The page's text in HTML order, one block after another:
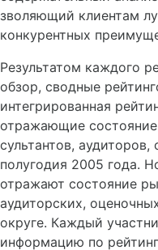
зволяющий клиентам
конкурентных
Результатом каждого
обзор, сводные
интегрированная
отражающие
сультантов,
полугодия 2005 года.
отражают состояние
аудиторских,
округе. Каждый
информацию по